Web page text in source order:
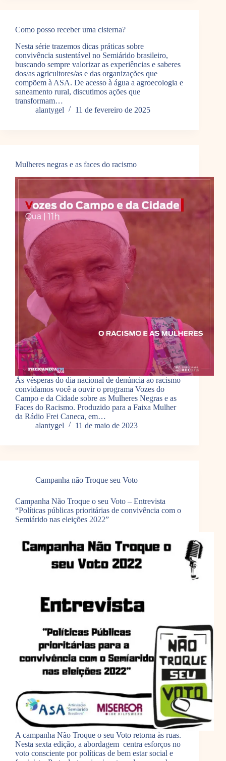
Como posso receber uma cisterna?
Nesta série trazemos dicas práticas sobre
convivência sustentável no Semiárido brasileiro,
buscando sempre valorizar as experiências e saberes
dos/as agricultores/as e das organizações que
compõem à ASA. De acesso à água a agroecologia e
saneamento rural, discutimos ações que
transformam…
alantygel
11 de fevereiro de 2025
Mulheres negras e as faces do racismo
Às vésperas do dia nacional de denúncia ao racismo
convidamos você a ouvir o programa Vozes do
Campo e da Cidade sobre as Mulheres Negras e as
Faces do Racismo. Produzido para a Faixa Mulher
da Rádio Frei Caneca, em…
alantygel
11 de maio de 2023
Campanha não Troque seu Voto
Campanha Não Troque o seu Voto – Entrevista
“Políticas públicas prioritárias de convivência com o
Semiárido nas eleições 2022”
A campanha Não Troque o seu Voto retorna às ruas.
Nesta sexta edição, a abordagem centra esforços no
voto consciente por políticas de bem estar social e